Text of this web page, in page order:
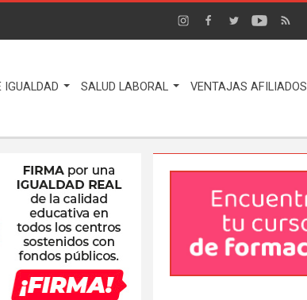
IGUALDAD SALUD LABORAL VENTAJAS AFILIADOS